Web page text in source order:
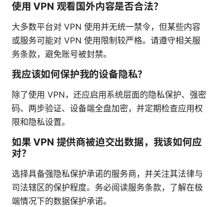
使用 VPN 观看国外内容是否合法？
大多数平台对 VPN 使用并无统一禁令，但某些内容
或服务可能对 VPN 使用限制较严格。请遵守相关服
务条款，避免账号被封禁。
我应该如何保护我的设备隐私？
除了使用 VPN，还应启用系统层面的隐私保护、强密
码、两步验证、设备端全盘加密，并定期检查应用权
限和隐私设置。
如果 VPN 提供商被迫交出数据，我该如何应
对？
选择具备强隐私保护承诺的服务商，并关注其法律与
司法辖区的保护程度。务必阅读服务条款，了解在极
端情况下的数据保护承诺。